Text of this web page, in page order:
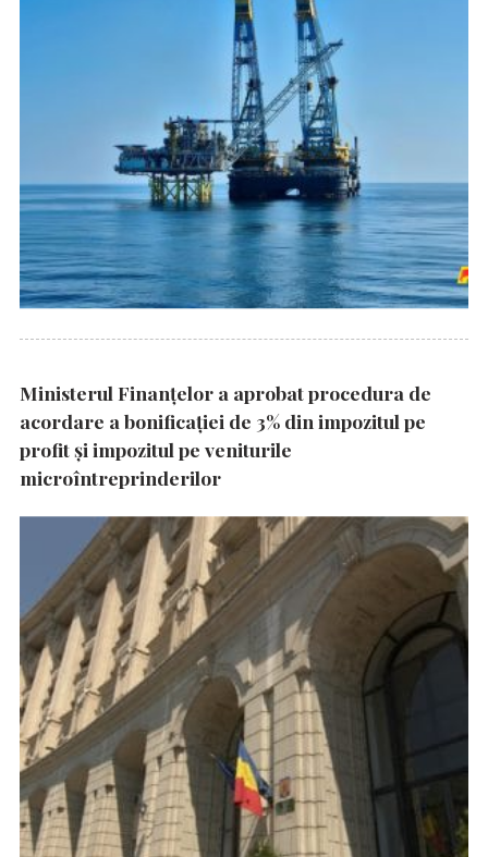
Ministerul Finanțelor a aprobat procedura de
acordare a bonificației de 3% din impozitul pe
profit și impozitul pe veniturile
microîntreprinderilor